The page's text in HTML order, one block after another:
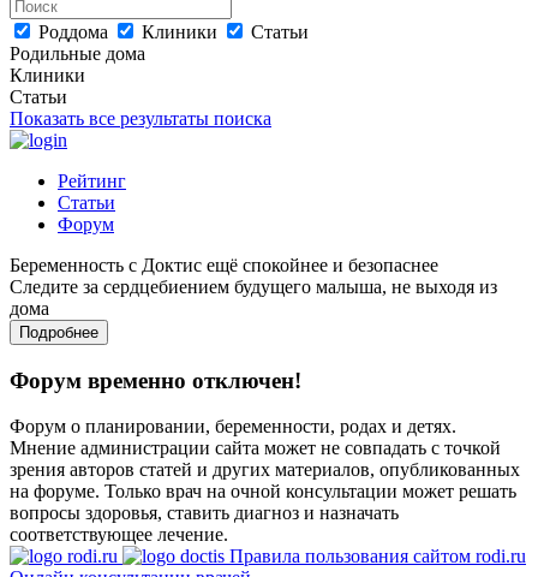
Роддома Клиники
Статьи
Родильные дома
Клиники
Статьи
Показать все результаты поиска
Рейтинг
Статьи
Форум
Беременность с Доктис ещё спокойнее и безопаснее
Следите за сердцебиением будущего малыша, не выходя из
дома
Подробнее
Форум временно отключен!
Форум о планировании, беременности, родах и детях.
Мнение администрации сайта может не совпадать с точкой
зрения авторов статей и других материалов, опубликованных
на форуме. Только врач на очной консультации может решать
вопросы здоровья, ставить диагноз и назначать
соответствующее лечение.
Правила пользования сайтом rodi.ru